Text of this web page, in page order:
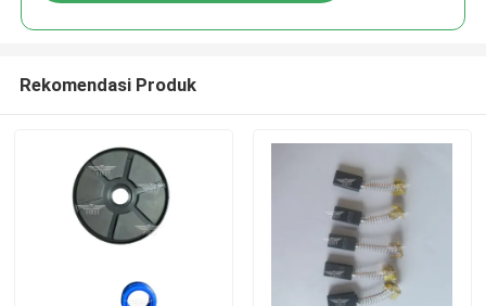
Rekomendasi Produk